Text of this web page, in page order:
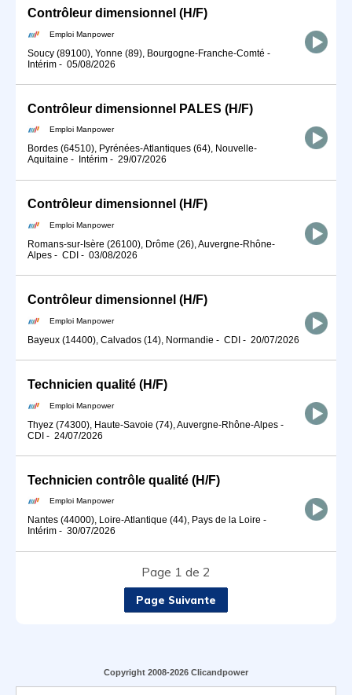
Contrôleur dimensionnel (H/F)
Emploi Manpower
Soucy (89100), Yonne (89), Bourgogne-Franche-Comté -
Intérim - 05/08/2026
Contrôleur dimensionnel PALES (H/F)
Emploi Manpower
Bordes (64510), Pyrénées-Atlantiques (64), Nouvelle-
Aquitaine - Intérim - 29/07/2026
Contrôleur dimensionnel (H/F)
Emploi Manpower
Romans-sur-Isère (26100), Drôme (26), Auvergne-Rhône-
Alpes - CDI - 03/08/2026
Contrôleur dimensionnel (H/F)
Emploi Manpower
Bayeux (14400), Calvados (14), Normandie - CDI - 20/07/2026
Technicien qualité (H/F)
Emploi Manpower
Thyez (74300), Haute-Savoie (74), Auvergne-Rhône-Alpes -
CDI - 24/07/2026
Technicien contrôle qualité (H/F)
Emploi Manpower
Nantes (44000), Loire-Atlantique (44), Pays de la Loire -
Intérim - 30/07/2026
Page 1 de 2
Page Suivante
Copyright 2008-2026 Clicandpower